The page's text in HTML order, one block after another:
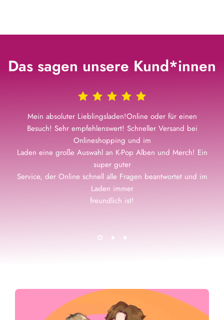
Das sagen unsere Kund*innen
Mein absoluter Lieblingsladen!Online oder für einen
Besuch! Sehr empfehlenswert! Schneller Versand bei
Onlineshopping und im
Laden eine große Auswahl an K-Pop Alben und Merch! Ein
super guter
Service, der Online schnell alle Fragen beantwortet und im
Laden immer
freundlich ist!